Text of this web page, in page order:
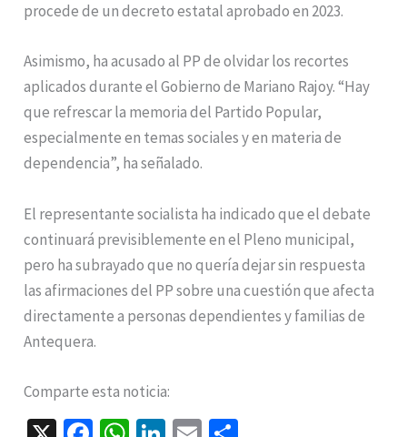
procede de un decreto estatal aprobado en 2023.
Asimismo, ha acusado al PP de olvidar los recortes
aplicados durante el Gobierno de Mariano Rajoy. “Hay
que refrescar la memoria del Partido Popular,
especialmente en temas sociales y en materia de
dependencia”, ha señalado.
El representante socialista ha indicado que el debate
continuará previsiblemente en el Pleno municipal,
pero ha subrayado que no quería dejar sin respuesta
las afirmaciones del PP sobre una cuestión que afecta
directamente a personas dependientes y familias de
Antequera.
Comparte esta noticia: